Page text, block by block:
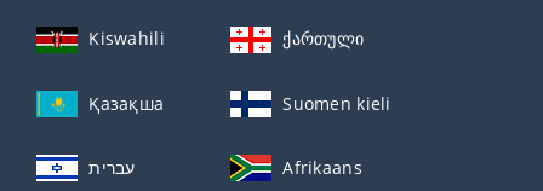
Kiswahili ქართული
Қазақша Suomen kieli
עברית Afrikaans